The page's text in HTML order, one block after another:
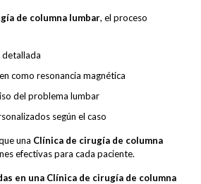
de columna lumbar, el proceso
detallada
como resonancia magnética
del problema lumbar
según el caso
una Clínica de cirugía de columna
efectivas para cada paciente.
en una Clínica de cirugía de columna